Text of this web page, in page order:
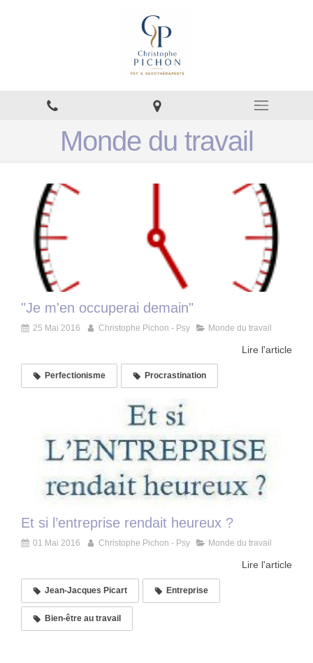
Monde du travail
"Je m'en occuperai demain"
25 Mai 2016 Christophe Pichon - Psy Monde du travail
Lire l'article
Perfectionisme Procrastination
Et si l’entreprise rendait heureux ?
01 Mai 2016 Christophe Pichon - Psy Monde du travail
Lire l'article
Jean-Jacques Picart Entreprise
Bien-être au travail